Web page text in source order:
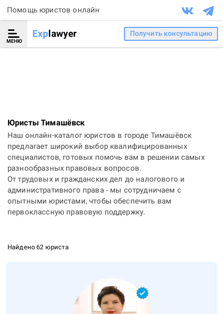
Помощь юристов онлайн
МЕНЮ
Explawyer Получить консультацию
Юристы Тимашёвск
Наш онлайн-каталог юристов в городе Тимашёвск
предлагает широкий выбор квалифицированных
специалистов, готовых помочь вам в решении самых
разнообразных правовых вопросов.
От трудовых и гражданских дел до налогового и
административного права - мы сотрудничаем с
опытными юристами, чтобы обеспечить вам
первоклассную правовую поддержку.
Найдено 62 юриста